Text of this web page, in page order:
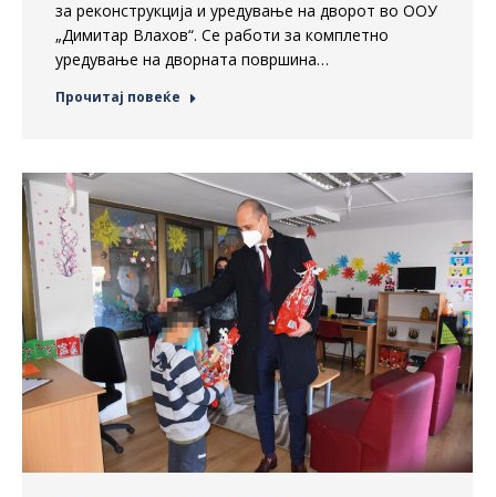
за реконструкција и уредување на дворот во ООУ
„Димитар Влахов“. Се работи за комплетно
уредување на дворната површина…
Прочитај повеќе